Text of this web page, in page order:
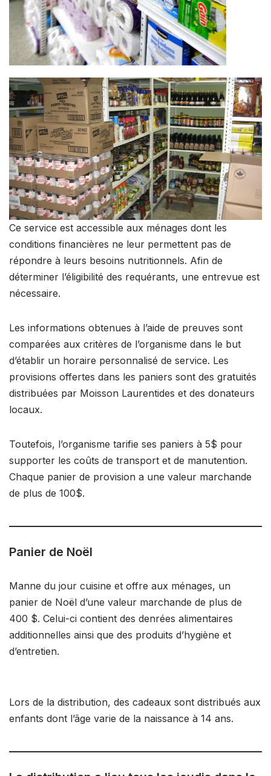
Ce service est accessible aux ménages dont les
conditions financières ne leur permettent pas de
répondre à leurs besoins nutritionnels. Afin de
déterminer l’éligibilité des requérants, une entrevue est
nécessaire.
Les informations obtenues à l’aide de preuves sont
comparées aux critères de l’organisme dans le but
d’établir un horaire personnalisé de service. Les
provisions offertes dans les paniers sont des gratuités
distribuées par Moisson Laurentides et des donateurs
locaux.
Toutefois, l’organisme tarifie ses paniers à 5$ pour
supporter les coûts de transport et de manutention.
Chaque panier de provision a une valeur marchande
de plus de 100$.
Panier de Noël
Manne du jour cuisine et offre aux ménages, un
panier de Noël d’une valeur marchande de plus de
400 $. Celui-ci contient des denrées alimentaires
additionnelles ainsi que des produits d’hygiène et
d’entretien.
Lors de la distribution, des cadeaux sont distribués aux
enfants dont l’âge varie de la naissance à 14 ans.